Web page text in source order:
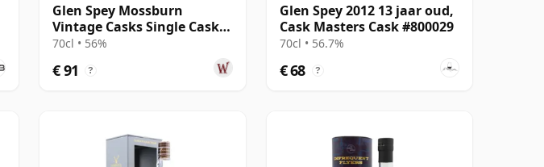
Glen Spey Mossburn
Vintage Casks Single Cask
2011 13 jaar oud
70cl • 56%
€ 91 ?
Glen Spey 2012 13 jaar oud,
Cask Masters Cask #800029
70cl • 56.7%
€ 68 ?